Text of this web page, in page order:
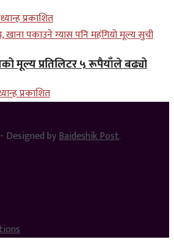
प्रकाशित
मूल्य प्रतिलिटर ५ रूपैयाँले बढ्यो
प्रकाशित
- Designed byBaideshik Post.